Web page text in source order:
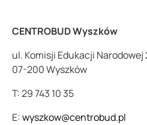
CENTROBUD Wyszków
ul. Komisji Edukacji Narodowej
07-200 Wyszków
T: 29 743 10 35
E:wyszkow@centrobud.pl